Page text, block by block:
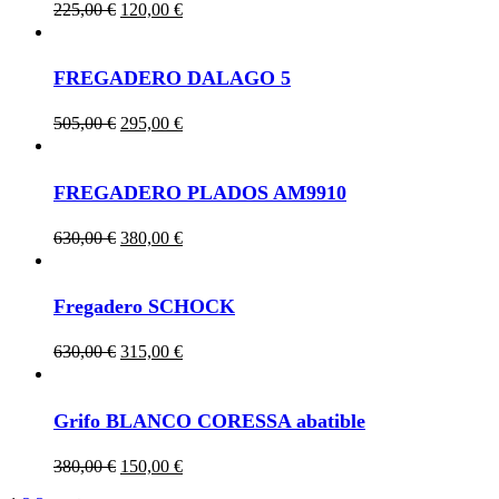
225,00€ Original
225,00 €.
120,00 €Current
120,00 €.
FREGADERO DALAGO 5
505,00€ Original
505,00 €.
295,00 €Current
295,00 €.
FREGADERO PLADOS AM9910
630,00€ Original
630,00 €.
380,00 €Current
380,00 €.
Fregadero SCHOCK
630,00€ Original
630,00 €.
315,00 €Current
315,00 €.
Grifo BLANCO CORESSA abatible
380,00€ Original
150,00 €Current